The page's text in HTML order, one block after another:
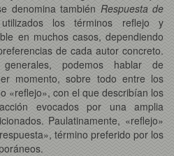
denomina también Respuesta de
los términos reflejo y
en muchos casos, dependiendo
de cada autor concreto.
podemos hablar de
momento, sobre todo entre los
«reflejo», con el que describían los
evocados por una amplia
Paulatinamente, «reflejo»
término preferido por los